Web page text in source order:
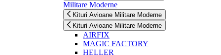
Militare Moderne
Kituri Avioane Militare Moderne
Kituri Avioane Militare Moderne
AIRFIX
MAGIC FACTORY
HELLER